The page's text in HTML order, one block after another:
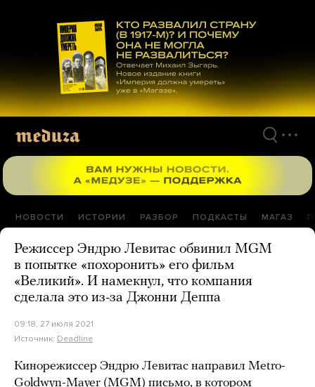
материалам
НОВОСТИ ИСТОРИИ РАЗБОР ПОДКАСТЫ МАГАЗ
Режиссер Эндрю Левитас обвинил MGM
в попытке «похоронить» его фильм
«Великий». И намекнул, что компания
сделала это из-за Джонни Деппа
09:18, 27 июля 2021
Источник: Deadline
Кинорежиссер Эндрю Левитас направил Metro-
Goldwyn-Mayer (MGM) письмо, в котором